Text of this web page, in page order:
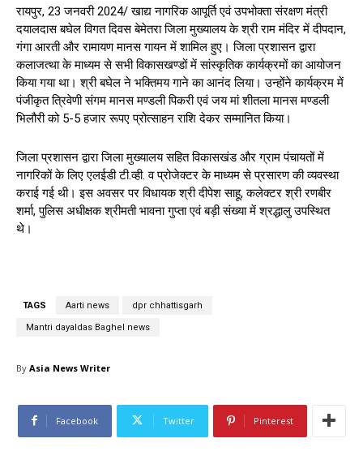
रायपुर, 23 जनवरी 2024/ खाद्य नागरिक आपूर्ति एवं उपभोक्ता संरक्षण मंत्री
दयालदास बघेल विगत दिवस बेमेतरा जिला मुख्यालय के श्री राम मंदिर में दीपदान,
गंगा आरती और रामायण मानस गायन में शामिल हुए। जिला प्रशासन द्वारा
कलाजत्था के माध्यम से सभी विकासखण्डों में सांस्कृतिक कार्यक्रमों का आयोजन
किया गया था। श्री बघेल ने भक्तिमय गाने का आनंद लिया। उन्होंने कार्यक्रम में
पंजीकृत त्रिवेणी संगम मानस मण्डली पिकरी एवं जय मां शीतला मानस मण्डली
भिलौरी को 5-5 हजार रूपए प्रोत्साहन राशि देकर सम्मानित किया।
जिला प्रशासन द्वारा जिला मुख्यालय सहित विकासखंड और ग्राम पंचायतों में
नागरिकों के लिए एलईडी टी.व्ही. व प्रोजेक्टर के माध्यम से प्रसारण की व्यवस्था
कराई गई थी। इस अवसर पर विधायक श्री दीपेश साहू, कलेक्टर श्री रणबीर
शर्मा, पुलिस अधीक्षक श्रीमती भावना गुप्ता एवं बड़ी संख्या में श्रद्धालु उपस्थित
थे।
TAGS Aarti news dpr chhattisgarh
Mantri dayaldas Baghel news
By Asia News Writer
Facebook Twitter Pinterest